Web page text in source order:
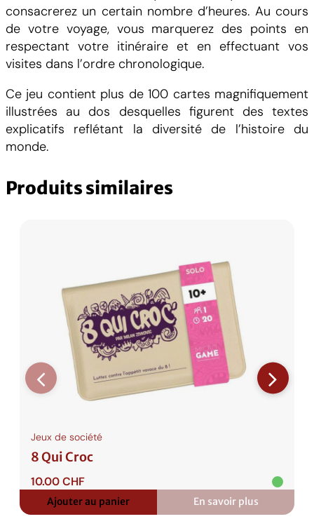
u
g
h
H
s
t
o
r
consacrerez un certain nombre d’heures. Au cours
de votre voyage, vous marquerez des points en
respectant votre itinéraire et en effectuant vos
visites dans l’ordre chronologique.
Ce jeu contient plus de 100 cartes magnifiquement
illustrées au dos desquelles figurent des textes
explicatifs reflétant la diversité de l’histoire du
monde.
Produits similaires
Jeux de société
8 Qui Croc
10.00CHF
Ajouter au panier En savoir plus
:
8